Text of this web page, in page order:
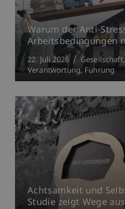
Warum der Anti-
Arbeitsbedingungen
22. Juli 2026 Gesellschaft
Verantwortung Führung
Achtsamkeit und
Studie zeigt Wege